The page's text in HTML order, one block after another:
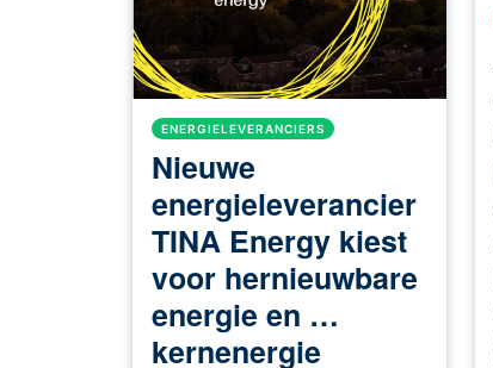
ENERGIELEVERANCIERS
Nieuwe
energieleverancier
TINA Energy kiest
voor hernieuwbare
energie en …
kernenergie